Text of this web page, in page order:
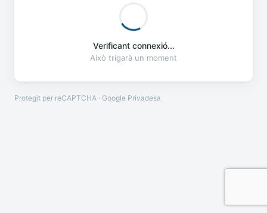
Verificant connexió...
Això trigarà un moment
Protegit per reCAPTCHA · Google Privadesa